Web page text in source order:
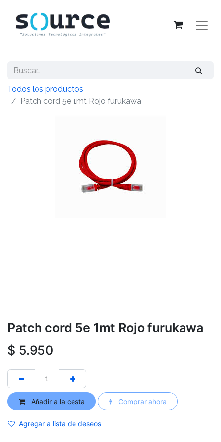
Todos los productos
Patch cord 5e 1mt Rojo furukawa
Patch cord 5e 1mt Rojo furukawa
$ 5.950
Añadir a la cesta Comprar ahora
Agregar a lista de deseos